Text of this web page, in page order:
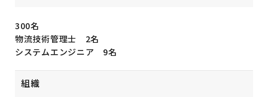
300名
物流技術管理士 2名
システムエンジニア 9名
組織